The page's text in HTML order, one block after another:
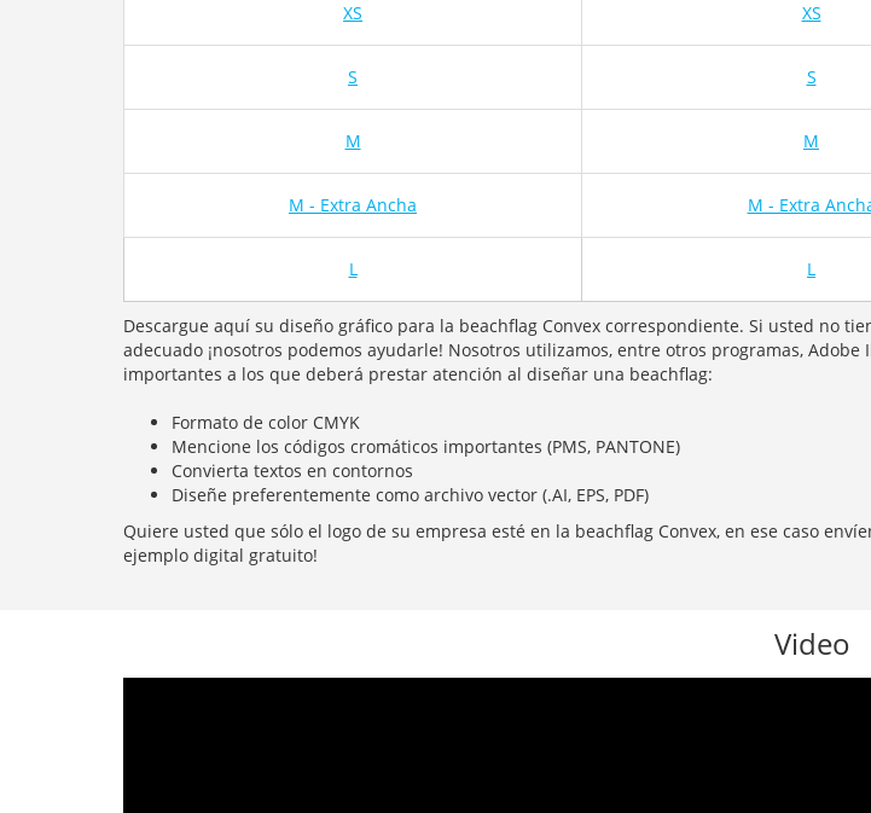
XS XS
S S
M M
M - Extra Ancha M - Extra
L L
Descargue aquí su diseño gráfico para la beachflag Convex correspondiente. Si usted no
adecuado ¡nosotros podemos ayudarle! Nosotros utilizamos, entre otros programas,
importantes a los que deberá prestar atención al diseñar una beachflag:
Formato de color CMYK
Mencione los códigos cromáticos importantes (PMS, PANTONE)
Convierta textos en contornos
Diseñe preferentemente como archivo vector (.AI, EPS, PDF)
Quiere usted que sólo el logo de su empresa esté en la beachflag Convex, en ese caso
ejemplo digital gratuito!
Video